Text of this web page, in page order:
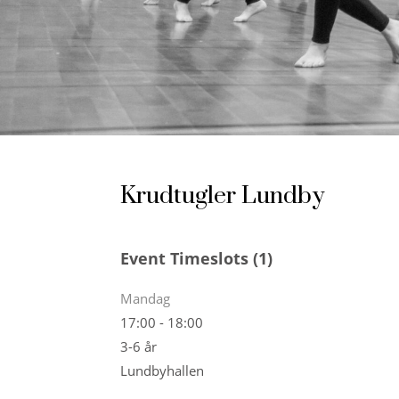
Krudtugler Lundby
Event Timeslots (1)
Mandag
17:00 - 18:00
3-6 år
Lundbyhallen